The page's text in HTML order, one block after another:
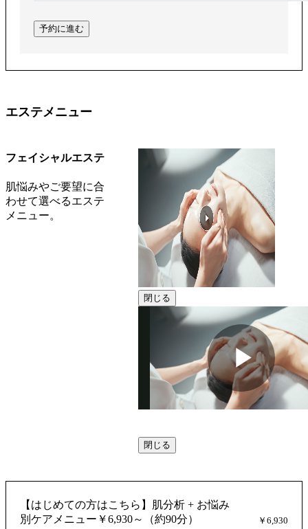
予約に進む
エステメニュー
フェイシャルエステ
肌悩みやご要望に合
わせて選べるエステ
メニュー。
閉じる
動
閉じる
【はじめての方はこちら】肌分析 + お悩み
別ケアメニュー￥6,930～（約90分）
￥6,930